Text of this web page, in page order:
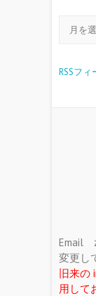
RSSフィ
Email
変更し
旧来の
用して